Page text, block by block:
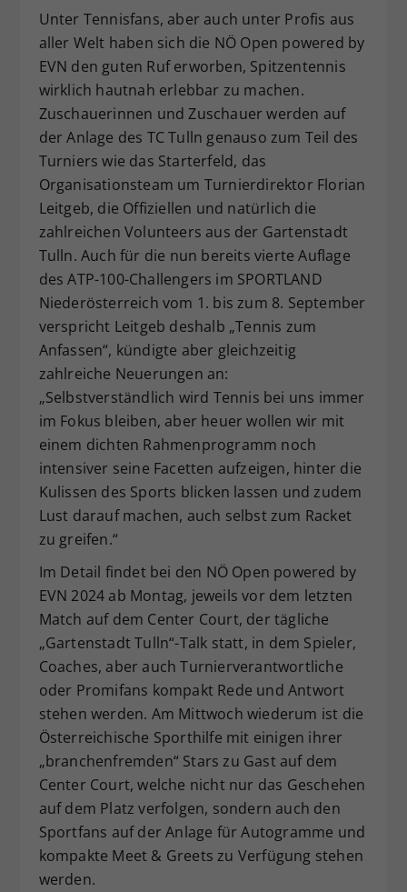
Unter Tennisfans, aber auch unter Profis aus
aller Welt haben sich die NÖ Open powered by
EVN den guten Ruf erworben, Spitzentennis
wirklich hautnah erlebbar zu machen.
Zuschauerinnen und Zuschauer werden auf
der Anlage des TC Tulln genauso zum Teil des
Turniers wie das Starterfeld, das
Organisationsteam um Turnierdirektor Florian
Leitgeb, die Offiziellen und natürlich die
zahlreichen Volunteers aus der Gartenstadt
Tulln. Auch für die nun bereits vierte Auflage
des ATP-100-Challengers im SPORTLAND
Niederösterreich vom 1. bis zum 8. September
verspricht Leitgeb deshalb „Tennis zum
Anfassen“, kündigte aber gleichzeitig
zahlreiche Neuerungen an:
„Selbstverständlich wird Tennis bei uns immer
im Fokus bleiben, aber heuer wollen wir mit
einem dichten Rahmenprogramm noch
intensiver seine Facetten aufzeigen, hinter die
Kulissen des Sports blicken lassen und zudem
Lust darauf machen, auch selbst zum Racket
zu greifen.“
Im Detail findet bei den NÖ Open powered by
EVN 2024 ab Montag, jeweils vor dem letzten
Match auf dem Center Court, der tägliche
„Gartenstadt Tulln“-Talk statt, in dem Spieler,
Coaches, aber auch Turnierverantwortliche
oder Promifans kompakt Rede und Antwort
stehen werden. Am Mittwoch wiederum ist die
Österreichische Sporthilfe mit einigen ihrer
„branchenfremden“ Stars zu Gast auf dem
Center Court, welche nicht nur das Geschehen
auf dem Platz verfolgen, sondern auch den
Sportfans auf der Anlage für Autogramme und
kompakte Meet & Greets zu Verfügung stehen
werden.
Zweck
Dieser Wert speichert Ihre Consent-
Einstellungen. Unter anderem eine
zufällig generierte ID, für die
historische Speicherung Ihrer
Webseiten-Betreiber dies eingestellt
hat.